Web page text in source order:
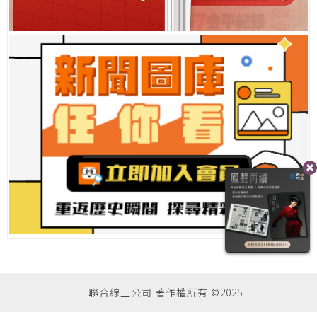
聯合線上公司 著作權所有 ©2025